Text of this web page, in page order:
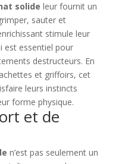
solide leur fournit un
sauter et
stimule leur
est essentiel pour
destructeurs. En
et griffoirs, cet
leurs instincts
forme physique.
et de
n’est pas seulement un